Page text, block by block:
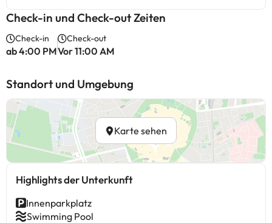
Check-in und Check-out Zeiten
Check-in
ab 4:00 PM
Check-out
Vor 11:00 AM
Standort und Umgebung
Karte sehen
Highlights der Unterkunft
Innenparkplatz
Swimming Pool